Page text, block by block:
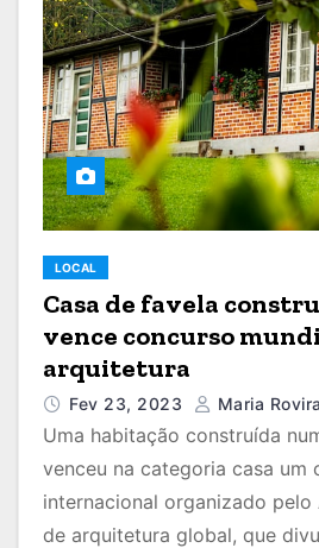
LOCAL
Casa de favela
vence concurso
arquitetura
Fev 23, 2023 Maria
Uma habitação construída
venceu na categoria casa um
internacional organizado
de arquitetura global, que